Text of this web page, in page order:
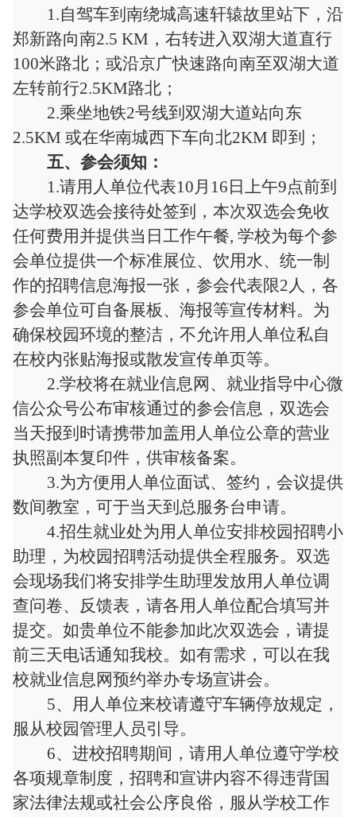
1.自驾车到南绕城高速轩辕故里站下，沿
郑新路向南2.5 KM，右转进入双湖大道直行
100米路北；或沿京广快速路向南至双湖大道
左转前行2.5KM路北；
2.乘坐地铁2号线到双湖大道站向东
2.5KM 或在华南城西下车向北2KM 即到；
五、参会须知 ：
1.请用人单位代表10月 16 日上午9点前到
达学校双选会接待处签到，本次双选会免收
任何费用并提供当日工作午餐, 学校为每个参
会单位提供一个标准展位、饮用水、统一制
作的招聘信息海报一张，参会代表限2人，各
参会单位可自备展板、海报等宣传材料。为
确保校园环境的整洁，不允许用人单位私自
在校内张贴海报或散发宣传单页等。
2.学校将在就业信息网、 就业指导中心微
信公众号公布审核通过的参会信息，双选会
当天报到时请携带加盖用人单位公章的营业
执照副本复印件，供审核备案。
3.为方便用人单位面试、签约，会议提供
数间教室，可于当天到总服务台申请。
4.招生就业处为用人单位安排校园招聘小
助理，为校园招聘活动提供全程服务。双选
会现场我们将安排学生助理发放用人单位调
查问卷、 反馈表，请各用人单位配合填写并
提交。如贵单位不能参加此次双选会，请提
前三天电话通知我校。如有需求，可以在我
校就业信息网预约举办专场宣讲会。
5、用人单位来校请遵守车辆停放规定，
服从校园管理人员引导。
6、进校招聘期间 ，请用人单位遵守学校
各项规章制度，招聘和宣讲内容不得违背国
家法律法规或社会公序良俗，服从学校工作